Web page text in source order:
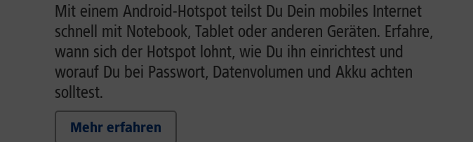
Mit einem Android-Hotspot teilst Du Dein mobiles Internet
schnell mit Notebook, Tablet oder anderen Geräten. Erfahre,
wann sich der Hotspot lohnt, wie Du ihn einrichtest und
worauf Du bei Passwort, Datenvolumen und Akku achten
solltest.
Mehr erfahren